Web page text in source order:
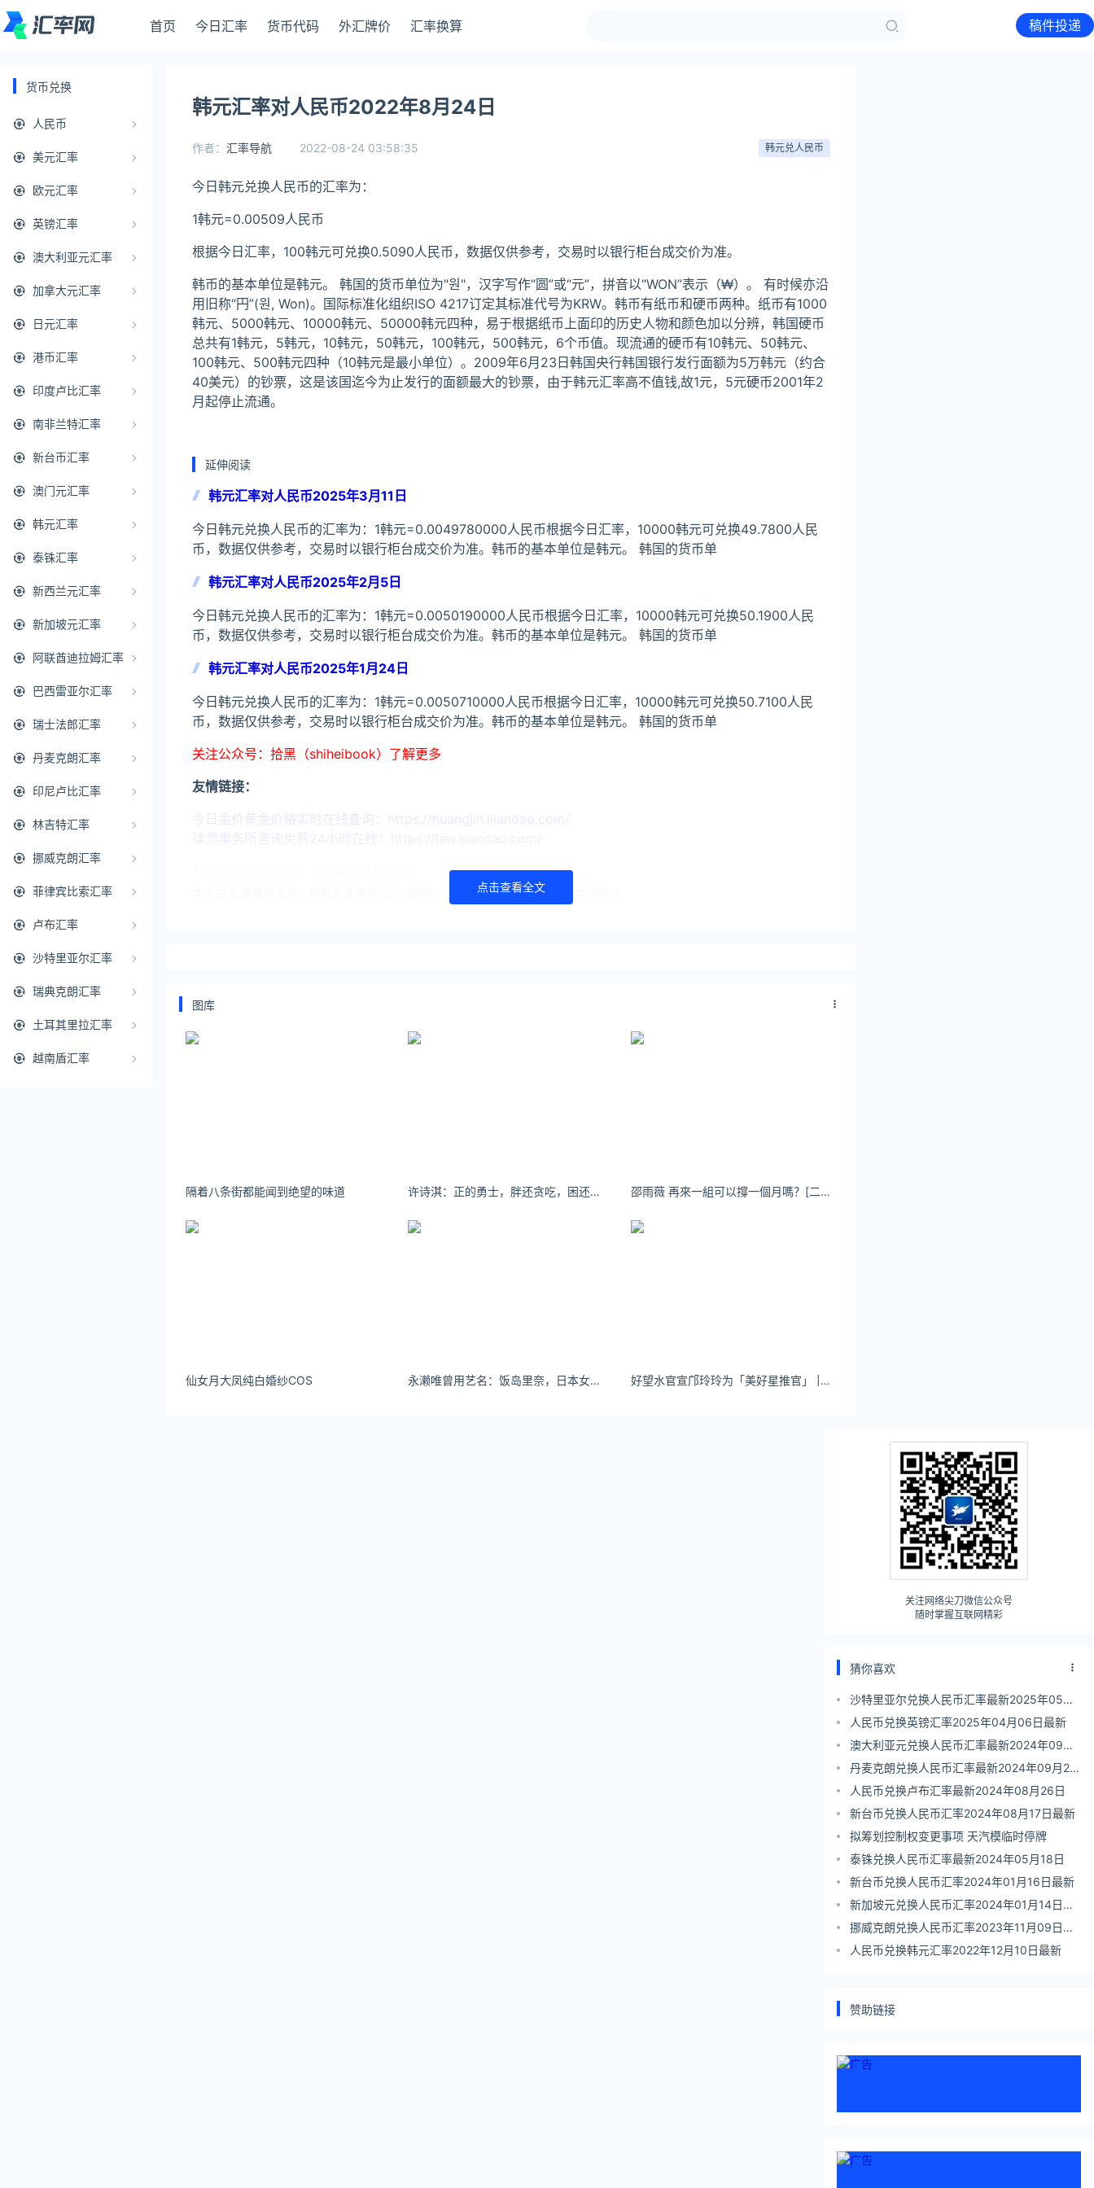
首页 今日汇率 货币代码 外汇牌价 汇率换算 稿件投递
货币兑换
人民币
美元汇率
欧元汇率
英镑汇率
澳大利亚元汇率
加拿大元汇率
日元汇率
港币汇率
印度卢比汇率
南非兰特汇率
新台币汇率
澳门元汇率
韩元汇率
泰铢汇率
新西兰元汇率
新加坡元汇率
阿联酋迪拉姆汇率
巴西雷亚尔汇率
瑞士法郎汇率
丹麦克朗汇率
印尼卢比汇率
林吉特汇率
挪威克朗汇率
菲律宾比索汇率
卢布汇率
沙特里亚尔汇率
瑞典克朗汇率
土耳其里拉汇率
越南盾汇率
韩元汇率对人民币2022年8月24日
韩元兑人民币
作者： 汇率导航 2022-08-24 03:58:35
今日韩元兑换人民币的汇率为：
1韩元=0.00509人民币
根据今日汇率，100韩元可兑换0.5090人民币，数据仅供参考，交易时以银行柜台成交价为准。
韩币的基本单位是韩元。 韩国的货币单位为"원"，汉字写作“圆”或“元”，拼音以“WON”表示（₩）。 有时候亦沿
用旧称“円”(원, Won)。国际标准化组织ISO 4217订定其标准代号为KRW。韩币有纸币和硬币两种。纸币有1000
韩元、5000韩元、10000韩元、50000韩元四种，易于根据纸币上面印的历史人物和颜色加以分辨，韩国硬币
总共有1韩元，5韩元，10韩元，50韩元，100韩元，500韩元，6个币值。现流通的硬币有10韩元、50韩元、
100韩元、500韩元四种（10韩元是最小单位）。2009年6月23日韩国央行韩国银行发行面额为5万韩元（约合
40美元）的钞票，这是该国迄今为止发行的面额最大的钞票，由于韩元汇率高不值钱,故1元，5元硬币2001年2
月起停止流通。
延伸阅读
韩元汇率对人民币2025年3月11日
今日韩元兑换人民币的汇率为：1韩元=0.0049780000人民币根据今日汇率，10000韩元可兑换49.7800人民
币，数据仅供参考，交易时以银行柜台成交价为准。韩币的基本单位是韩元。 韩国的货币单
韩元汇率对人民币2025年2月5日
今日韩元兑换人民币的汇率为：1韩元=0.0050190000人民币根据今日汇率，10000韩元可兑换50.1900人民
币，数据仅供参考，交易时以银行柜台成交价为准。韩币的基本单位是韩元。 韩国的货币单
韩元汇率对人民币2025年1月24日
今日韩元兑换人民币的汇率为：1韩元=0.0050710000人民币根据今日汇率，10000韩元可兑换50.7100人民
币，数据仅供参考，交易时以银行柜台成交价为准。韩币的基本单位是韩元。 韩国的货币单
关注公众号：拾黑（shiheibook）了解更多
友情链接：
今日金价黄金价格实时在线查询：https://huangjin.ijiandao.com/
发表，转载此文章须经作者同意，并请附上出处( 汇率网 )及本页链接。
点击查看全文
图库
隔着八条街都能闻到绝望的味道 许诗淇：正的勇士，胖还贪吃，困还熬夜，穷还追星，丑还颜控。 邵雨薇 再來一組可以撐一個月嗎？[二哈] ​​​​
仙女月大凤纯白婚纱COS 永濑唯曾用艺名：饭岛里奈，日本女演员、前偶像 好望水官宣邝玲玲为「美好星推官」 | SocialBeta
关注网络尖刀微信公众号
随时掌握互联网精彩
猜你喜欢
沙特里亚尔兑换人民币汇率最新2025年05月
26日
人民币兑换英镑汇率2025年04月06日最新
澳大利亚元兑换人民币汇率最新2024年09月
27日
丹麦克朗兑换人民币汇率最新2024年09月27
日
人民币兑换卢布汇率最新2024年08月26日
新台币兑换人民币汇率2024年08月17日最新
拟筹划控制权变更事项 天汽模临时停牌
泰铢兑换人民币汇率最新2024年05月18日
新台币兑换人民币汇率2024年01月16日最新
新加坡元兑换人民币汇率2024年01月14日最
新
挪威克朗兑换人民币汇率2023年11月09日最
新
人民币兑换韩元汇率2022年12月10日最新
赞助链接